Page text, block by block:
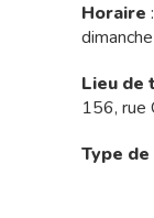
Horaire
Lieu de
156, rue
Type